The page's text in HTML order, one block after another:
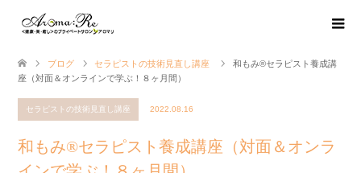
ブログ セラピストの技術見直し講座
和もみ®セラピスト養成講
座（対面＆オンラインで学ぶ！８ヶ月間）
セラピストの技術見直し講座 2022.08.16
和もみ®セラピスト養成講座（対面＆オンラ